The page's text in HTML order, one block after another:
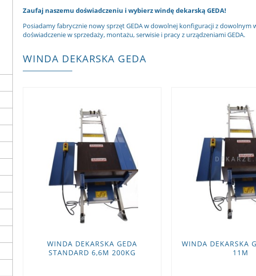
Zaufaj naszemu doświadczeniu i wybierz windę dekarską GEDA!
Posiadamy fabrycznie nowy sprzęt GEDA w dowolnej konfiguracji z
doświadczenie w sprzedaży, montażu, serwisie i pracy z urządzeniami GEDA.
WINDA DEKARSKA GEDA
WINDA DEKARSKA GEDA
STANDARD 6,6M 200KG
WINDA DEKARSKA
11M